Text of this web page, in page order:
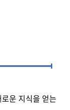
운 지식을 얻는